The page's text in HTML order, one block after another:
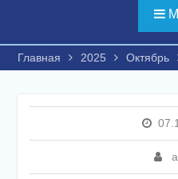
Главная 2025 Октябрь